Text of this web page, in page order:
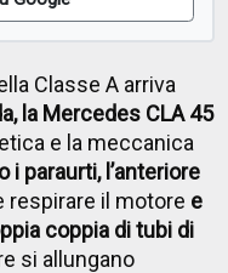
Classe A arriva
la Mercedes CLA 45
e la meccanica
i paraurti, l’anteriore
respirare il motore e
coppia di tubi di
si allungano